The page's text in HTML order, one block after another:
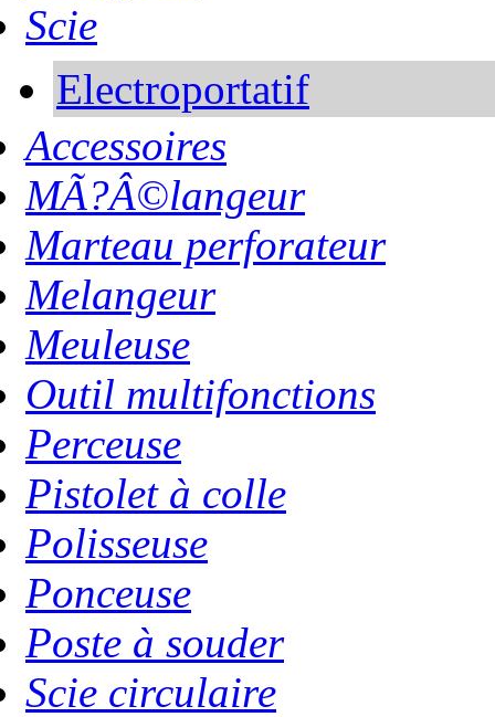
Scie
Electroportatif
Accessoires
MÃ?Â©langeur
Marteau perforateur
Melangeur
Meuleuse
Outil multifonctions
Perceuse
Pistolet à colle
Polisseuse
Ponceuse
Poste à souder
Scie circulaire